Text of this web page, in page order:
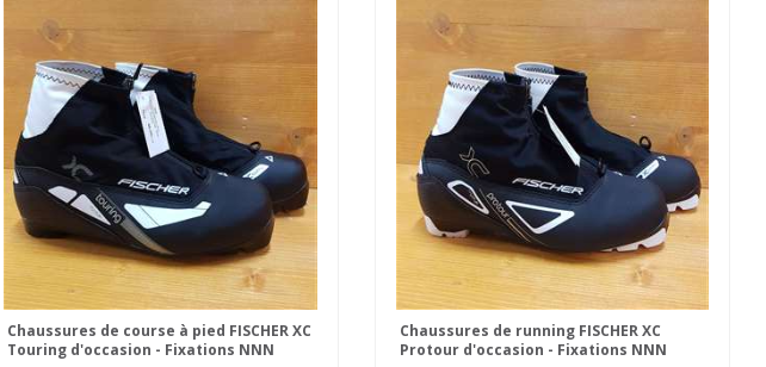
Chaussures de course à pied FISCHER XC
Touring d'occasion - Fixations NNN
Chaussures de running FISCHER XC
Protour d'occasion - Fixations NNN